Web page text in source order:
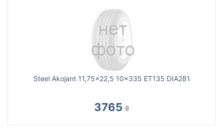
Steel Akojant 11,75x22,5 10x335 ET135 DIA281
3765 ₴